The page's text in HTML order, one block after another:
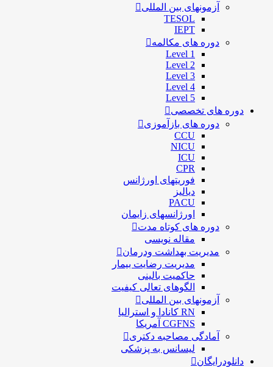
آزمونهای بین المللی
TESOL
IEPT
دوره های مکالمه
Level 1
Level 2
Level 3
Level 4
Level 5
دوره های تخصصی
دوره های بازآموزی
CCU
NICU
ICU
CPR
فوریتهای اورژانس
دیالیز
PACU
اورژانسهای زایمان
دوره های کوتاه مدت
مقاله نویسی
مدیریت بهداشت ودرمان
مديريت رضايت بيمار
حاكميت بالينی
الگوهای تعالی کيفيت
آزمونهای بین المللی
RN کانادا و استرالیا
CGFNS آمریکا
آمادگی مصاحبه دکتری
لیسانس به پزشکی
دانلودرایگان